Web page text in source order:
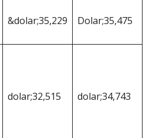
&dolar;35,229 Dolar;35,475
dolar;32,515 dolar;34,743